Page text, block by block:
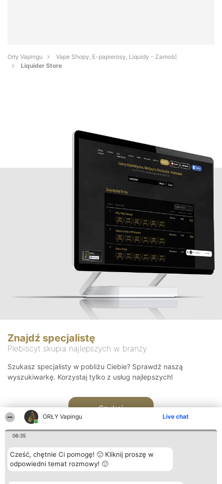
ORŁY Vapingu Live chat
06:35
Cześć, chętnie Ci pomogę! 🙂 Kliknij proszę w
odpowiedni temat rozmowy! 🙂
Orły Vapingu
Vape Shopy, E-papierosy, Liquidy - Zamość
Liquider Store
Znajdź specjalistę
Plebiscyt skupia najlepszych w branży
Szukasz specjalisty w pobliżu Ciebie? Sprawdź naszą
wyszukiwarkę. Korzystaj tylko z usług najlepszych!
Szukaj
Organizator plebiscytu Plebiscyt Kontakt